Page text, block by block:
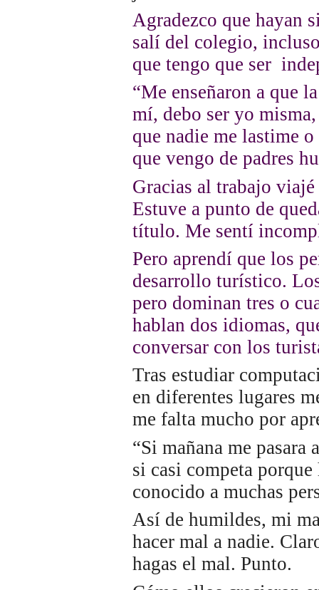
Agradezco que hayan
salí del colegio,
que tengo que ser
“Me enseñaron a que
mí, debo ser yo
que nadie me lastime
que vengo de padres
Gracias al trabajo
Estuve a punto de
título. Me sentí
Pero aprendí que los
desarrollo turístico.
pero dominan tres o
hablan dos idiomas,
conversar con los
Tras estudiar
en diferentes lugares
me falta mucho por
“Si mañana me
si casi competa
conocido a muchas
Así de humildes, mi
hacer mal a nadie.
hagas el mal. Punto.